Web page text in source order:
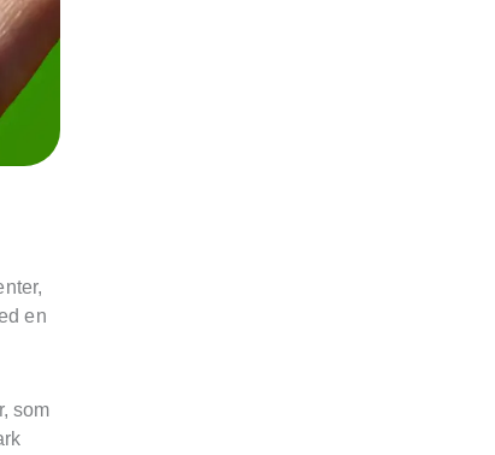
en
som